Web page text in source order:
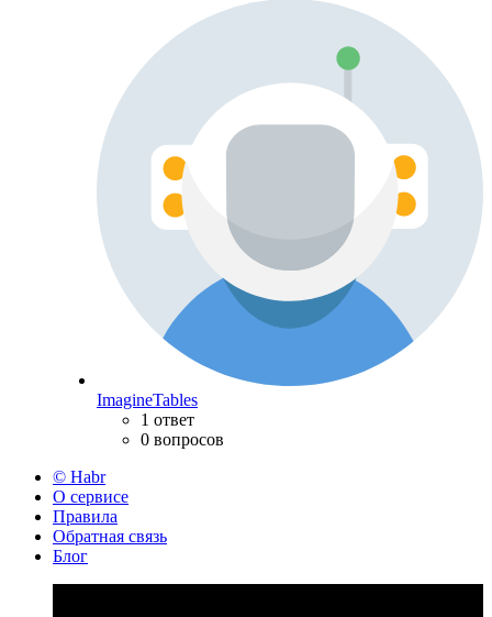
ImagineTables
1 ответ
0 вопросов
© Habr
О сервисе
Правила
Обратная связь
Блог